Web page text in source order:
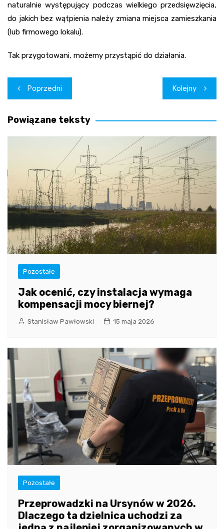
naturalnie występujący podczas wielkiego przedsięwzięcia,
do jakich bez wątpienia należy zmiana miejsca zamieszkania
(lub firmowego lokalu).
Tak przygotowani, możemy przystąpić do działania.
Nawigacja
wpisu
Poprzedni Kolejny
Powiązane teksty
Pozostałe
Jak ocenić, czy instalacja wymaga
kompensacji mocy biernej?
Stanisław Pawłowski 15 maja 2026
Pozostałe
Przeprowadzki na Ursynów w 2026.
Dlaczego ta dzielnica uchodzi za